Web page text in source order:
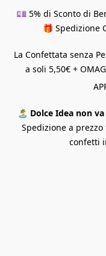
💷 5% di Sconto di
🎁 Spedizione
La Confettata senza
a soli 5,50€ +
🏝️ Dolce Idea non
Spedizione a
confetti